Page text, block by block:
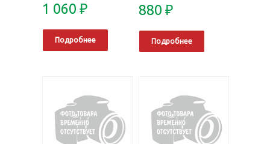
1 060 ₽
Подробнее
880₽
Подробнее